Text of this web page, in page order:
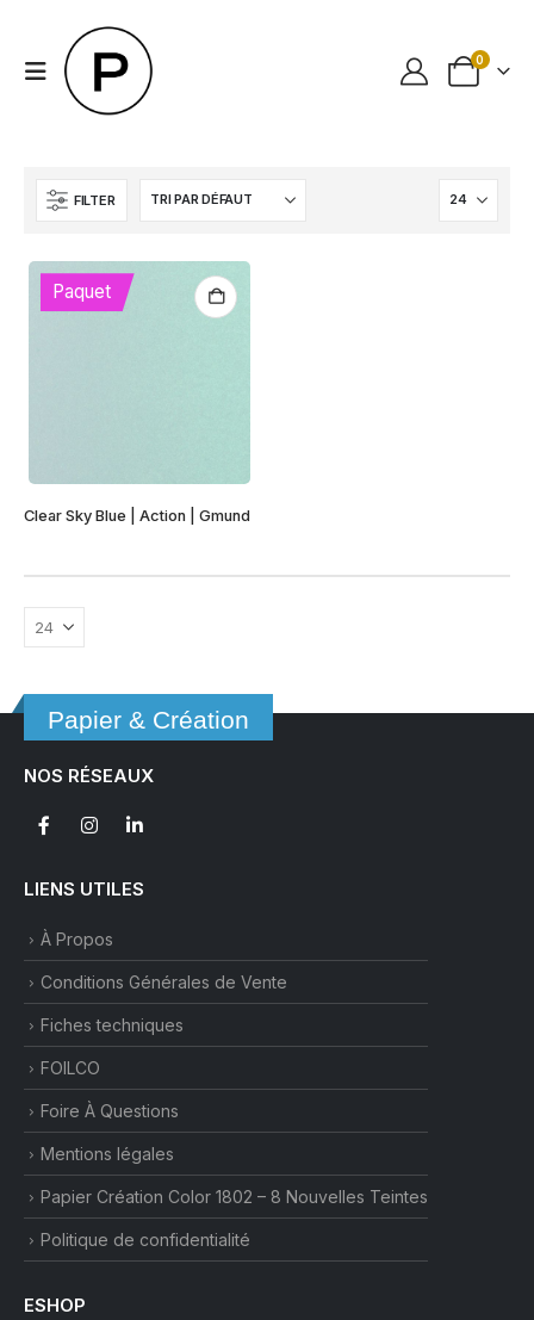
0
FILTER
Paquet
Clear Sky Blue | Action | Gmund
Papier & Création
NOS RÉSEAUX
LIENS UTILES
À Propos
Conditions Générales de Vente
Fiches techniques
FOILCO
Foire À Questions
Mentions légales
Papier Création Color 1802 – 8 Nouvelles Teintes
Politique de confidentialité
ESHOP